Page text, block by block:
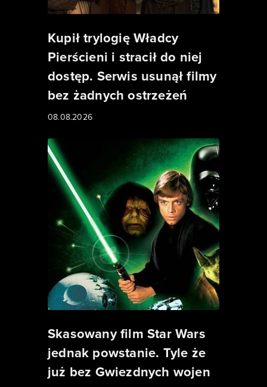
Kupił trylogię Władcy
Pierścieni i stracił do niej
dostęp. Serwis usunął filmy
bez żadnych ostrzeżeń
08.08.2026
Skasowany film Star Wars
jednak powstanie. Tyle że
już bez Gwiezdnych wojen